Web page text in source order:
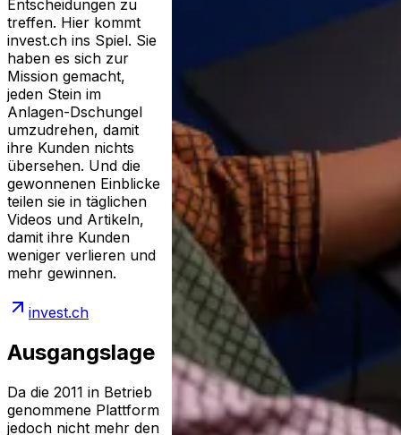
Entscheidungen zu
treffen. Hier kommt
invest.ch ins Spiel. Sie
haben es sich zur
Mission gemacht,
jeden Stein im
Anlagen-Dschungel
umzudrehen, damit
ihre Kunden nichts
übersehen. Und die
gewonnenen Einblicke
teilen sie in täglichen
Videos und Artikeln,
damit ihre Kunden
weniger verlieren und
mehr gewinnen.
invest.ch
Ausgangslage
Da die 2011 in Betrieb
genommene Plattform
jedoch nicht mehr den